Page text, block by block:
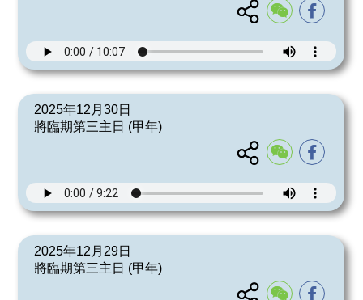
2025年12月30日
將臨期第三主日 (甲年)
2025年12月29日
將臨期第三主日 (甲年)